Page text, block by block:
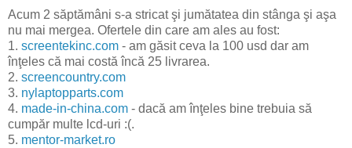
Acum 2 săptămâni s-a stricat şi jumătatea din stânga şi aşa
nu mai mergea. Ofertele din care am ales au fost:
1. screentekinc.com - am găsit ceva la 100 usd dar am
înţeles că mai costă încă 25 livrarea.
2. screencountry.com
3. nylaptopparts.com
4. made-in-china.com - dacă am înţeles bine trebuia să
cumpăr multe lcd-uri :(.
5. mentor-market.ro